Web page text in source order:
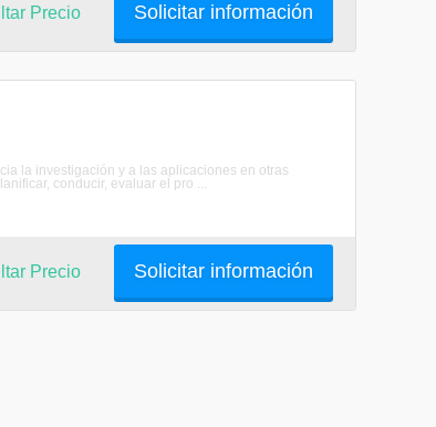
Solicitar información
Precio
la investigación y a las aplicaciones en otras
conducir, evaluar el pro ...
Solicitar información
Precio